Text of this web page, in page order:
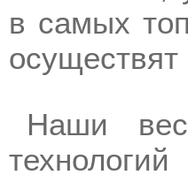
в самых
Наши